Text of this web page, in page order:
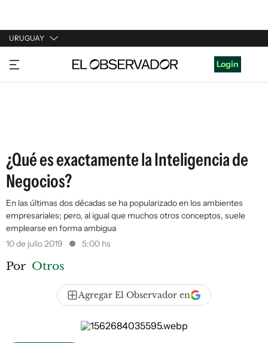
URUGUAY
URUGUAY
ARGENTINA
Login
¿Qué es exactamente la Inteligencia de
Negocios?
En las últimas dos décadas se ha popularizado en los ambientes
empresariales; pero, al igual que muchos otros conceptos, suele
emplearse en forma ambigua
10 de julio 2019
5:00 hs
Por Otros
Agregar El Observador en